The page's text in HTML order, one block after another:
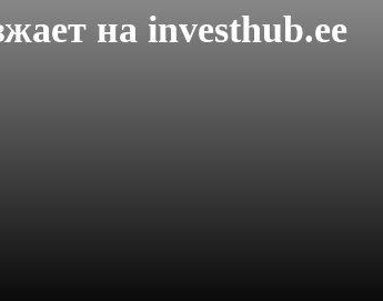
на investhub.ee